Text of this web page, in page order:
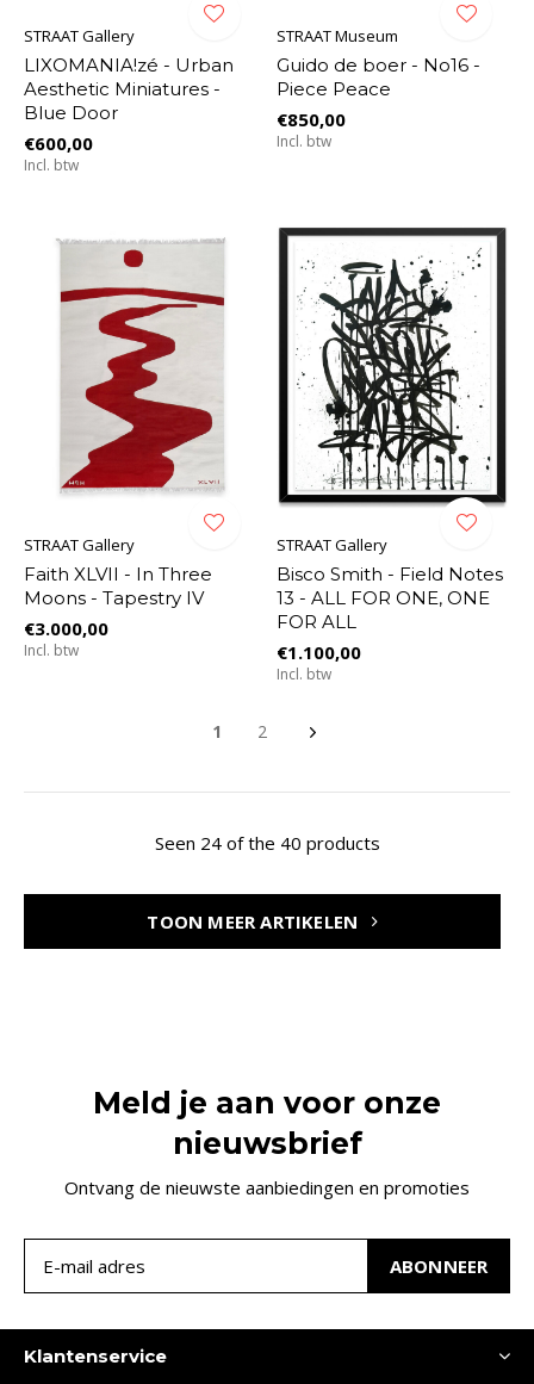
STRAAT Gallery
LIXOMANIA!zé - Urban
Aesthetic Miniatures -
Blue Door
€600,00
Incl. btw
STRAAT Museum
Guido de boer - No16 -
Piece Peace
€850,00
Incl. btw
STRAAT Gallery
Faith XLVII - In Three
Moons - Tapestry IV
€3.000,00
Incl. btw
STRAAT Gallery
Bisco Smith - Field Notes
13 - ALL FOR ONE, ONE
FOR ALL
€1.100,00
Incl. btw
1 2
Seen 24 of the 40 products
TOON MEER ARTIKELEN
Meld je aan voor onze
nieuwsbrief
Ontvang de nieuwste aanbiedingen en promoties
ABONNEER
Klantenservice